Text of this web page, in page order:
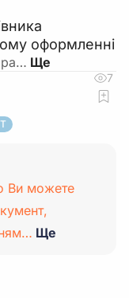
оформленні
7
Ви можете
Ще